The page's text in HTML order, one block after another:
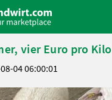
vier Euro pro Kilo
04 06:00:01